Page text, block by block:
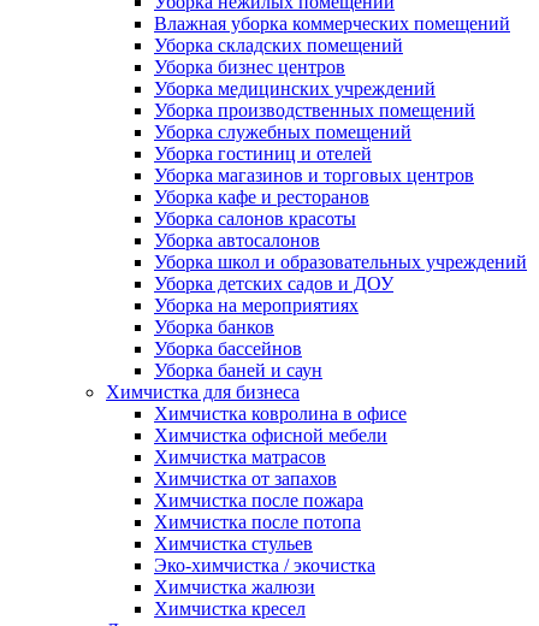
Влажная уборка коммерческих помещений
Уборка складских помещений
Уборка бизнес центров
Уборка медицинских учреждений
Уборка производственных помещений
Уборка служебных помещений
Уборка гостиниц и отелей
Уборка магазинов и торговых центров
Уборка кафе и ресторанов
Уборка салонов красоты
Уборка автосалонов
Уборка школ и образовательных учреждений
Уборка детских садов и ДОУ
Уборка на мероприятиях
Уборка банков
Уборка бассейнов
Уборка баней и саун
Химчистка для бизнеса
Химчистка ковролина в офисе
Химчистка офисной мебели
Химчистка матрасов
Химчистка от запахов
Химчистка после пожара
Химчистка после потопа
Химчистка стульев
Эко-химчистка / экочистка
Химчистка жалюзи
Химчистка кресел